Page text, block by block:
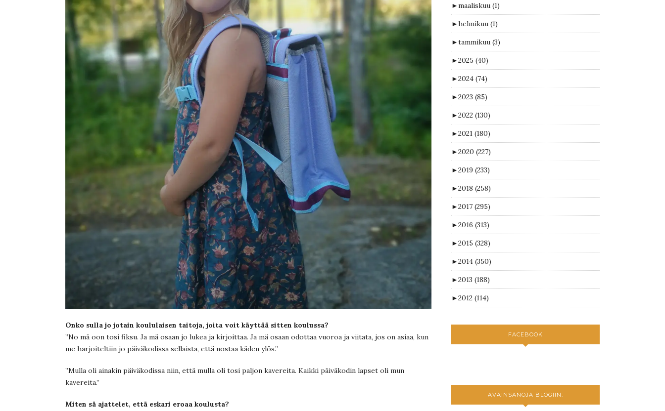
Onko sulla jo jotain koululaisen taitoja, joita voit käyttää sitten koulussa?
”No mä oon tosi fiksu. Ja mä osaan jo lukea ja kirjoittaa. Ja mä osaan odottaa vuoroa ja viitata, jos on asiaa, kun
me harjoiteltiin jo päiväkodissa sellaista, että nostaa käden ylös.”
”Mulla oli ainakin päiväkodissa niin, että mulla oli tosi paljon kavereita. Kaikki päiväkodin lapset oli mun
kavereita.”
Miten sä ajattelet, että eskari eroaa koulusta?
►maaliskuu (1)
►helmikuu (1)
►tammikuu (3)
►2025 (40)
►2024 (74)
►2023 (85)
►2022 (130)
►2021 (180)
►2020 (227)
►2019 (233)
►2018 (258)
►2017 (295)
►2016 (313)
►2015 (328)
►2014 (350)
►2013 (188)
►2012 (114)
FACEBOOK
AVAINSANOJA BLOGIIN: